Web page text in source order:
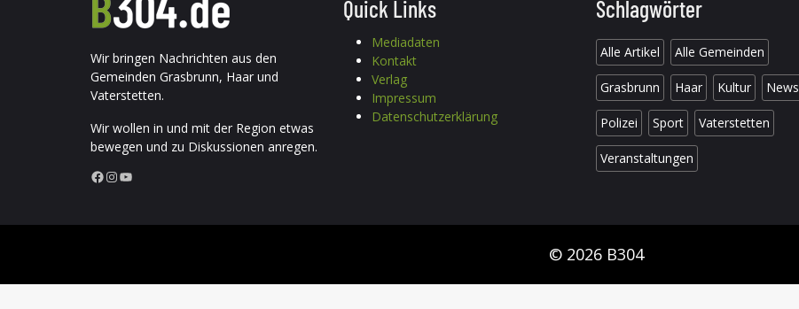
Wir bringen Nachrichten aus den
Gemeinden Grasbrunn, Haar und
Vaterstetten.
Wir wollen in und mit der Region etwas
bewegen und zu Diskussionen anregen.
Facebook InstagramYouTube
Quick Links
Mediadaten
Kontakt
Verlag
Impressum
Datenschutzerklärung
Schlagwörter
Alle Artikel Alle Gemeinden
Grasbrunn Haar Kultur News
Polizei Sport Vaterstetten
Veranstaltungen
© 2026 B304